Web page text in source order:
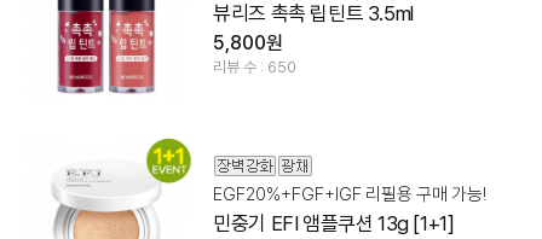
뷰리즈 촉촉 립틴트 3.5ml
5,800원
리뷰 수 : 650
EGF20%+FGF+IGF 리필용 구매 가능!
민중기 EFI 앰플쿠션 13g [1+1]